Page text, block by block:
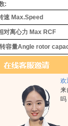
欢
来
吗
:
速 Max.Speed
对离心力 Max RCF
容量Angle rotor
容量NO.2Angle rotor
容量 NO.3Angle rotor
容量 NO.4Angle rotor
Timer Range